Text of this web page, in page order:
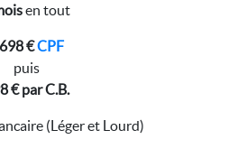
en tout
€CPF
puis
€ par C.B.
(Léger et Lourd)